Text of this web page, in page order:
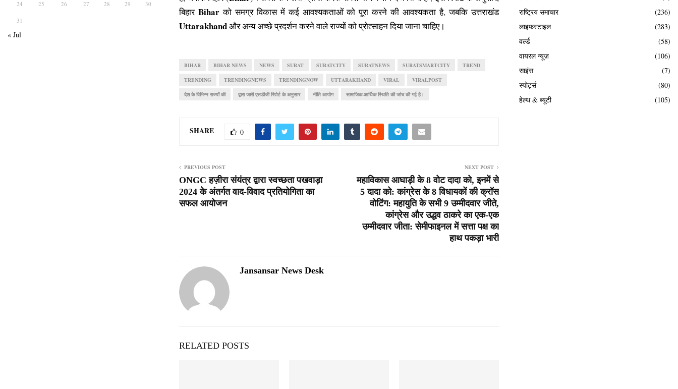
बिहार Biharको समग्र विकास में कई आवश्यकताओं को पूरा करने की आवश्यकता है, जबकि उत्तराखंड
Uttarakhandऔर अन्य अच्छे प्रदर्शन करने वाले राज्यों को प्रोत्साहन दिया जाना चाहिए।
BIHAR BIHAR NEWS NEWS SURAT SURATCITY SURATNEWS SURATSMARTCITY TREND
TRENDING TRENDINGNEWS TRENDINGNOW UTTARAKHAND VIRAL VIRALPOST
देश के विभिन्न राज्यों की द्वारा जारी एसडीजी रिपोर्ट के अनुसार नीति आयोग सामाजिक-आर्थिक स्थिति की जांच की गई है।
SHARE 0
PREVIOUS POST
ONGC हज़ीरा संयंत्र द्वारा स्वच्छता पखवाड़ा
2024 के अंतर्गत वाद-विवाद प्रतियोगिता का
सफल आयोजन
NEXT POST
महाविकास आघाड़ी के 8 वोट दादा को, इनमें से
5 दादा को: कांग्रेस के 8 विधायकों की क्रॉस
वोटिंग: महायुति के सभी 9 उम्मीदवार जीते,
कांग्रेस और उद्धव ठाकरे का एक-एक
उम्मीदवार जीता: सेमीफाइनल में सत्ता पक्ष का
हाथ पकड़ा भारी
Jansansar News Desk
RELATED POSTS
24 25 26 27 28 29 30
31
« Jul
राष्ट्रिय समाचार
(236)
लाइफस्टाइल
(283)
वर्ल्ड
(58)
वायरल न्यूज़
(106)
साइंस
(7)
स्पोर्ट्स
(80)
हेल्थ & ब्यूटी
(105)